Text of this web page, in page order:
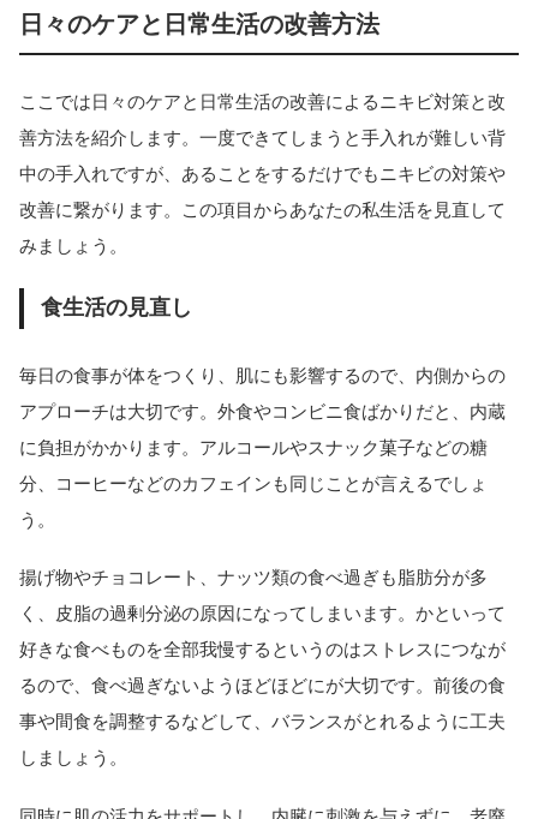
日々のケアと日常生活の改善方法
ここでは日々のケアと日常生活の改善によるニキビ対策と改
善方法を紹介します。一度できてしまうと手入れが難しい背
中の手入れですが、あることをするだけでもニキビの対策や
改善に繋がります。この項目からあなたの私生活を見直して
みましょう。
食生活の見直し
毎日の食事が体をつくり、肌にも影響するので、内側からの
アプローチは大切です。外食やコンビニ食ばかりだと、内蔵
に負担がかかります。アルコールやスナック菓子などの糖
分、コーヒーなどのカフェインも同じことが言えるでしょ
う。
揚げ物やチョコレート、ナッツ類の食べ過ぎも脂肪分が多
く、皮脂の過剰分泌の原因になってしまいます。かといって
好きな食べものを全部我慢するというのはストレスにつなが
るので、食べ過ぎないようほどほどにが大切です。前後の食
事や間食を調整するなどして、バランスがとれるように工夫
しましょう。